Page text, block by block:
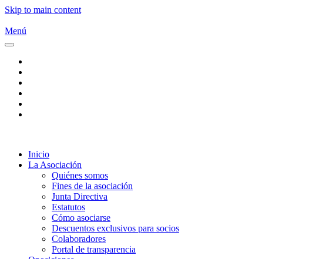
Skip to main content
Menú
Inicio
La Asociación
Quiénes somos
Fines de la asociación
Junta Directiva
Estatutos
Cómo asociarse
Descuentos exclusivos para socios
Colaboradores
Portal de transparencia